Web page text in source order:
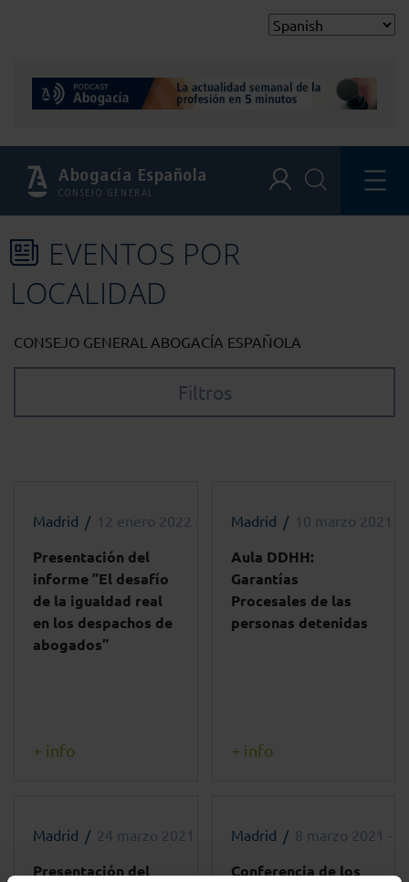
Abogacía Española
CONSEJO GENERAL
EVENTOS POR
LOCALIDAD
CONSEJO GENERAL ABOGACÍA ESPAÑOLA
Filtros
Madrid 12 enero 2022 - 11:30h
Presentación del
informe ”El desafío
de la igualdad real
en los despachos de
abogados”
+ info
Madrid 24 marzo 2021 - 11:00h
Presentación del
Madrid 10 marzo 2021 -
Aula DDHH:
Garantías
Procesales de las
personas detenidas
+ info
Madrid 8 marzo 2021 -
Conferencia de los